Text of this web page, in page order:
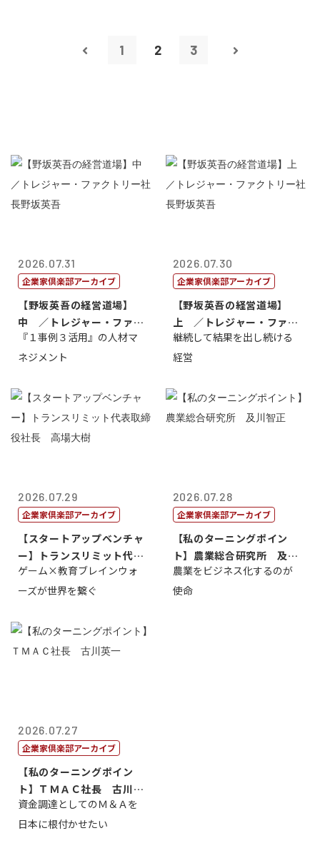
1 2 3
2026.07.31
企業家倶楽部アーカイブ
【野坂英吾の経営道場】
中 ／トレジャー・ファク
トリー社長野坂...
『１事例３活用』の人材マ
ネジメント
2026.07.30
企業家倶楽部アーカイブ
【野坂英吾の経営道場】
上 ／トレジャー・ファク
トリー社長野坂...
継続して結果を出し続ける
経営
2026.07.29
企業家倶楽部アーカイブ
【スタートアップベンチャ
ー】トランスリミット代表
取締役社長 ...
ゲーム×教育ブレインウォ
ーズが世界を繋ぐ
2026.07.28
企業家倶楽部アーカイブ
【私のターニングポイン
ト】農業総合研究所 及川
智正
農業をビジネス化するのが
使命
2026.07.27
企業家倶楽部アーカイブ
【私のターニングポイン
ト】ＴＭＡＣ社長 古川英
一
資金調達としてのＭ＆Ａを
日本に根付かせたい